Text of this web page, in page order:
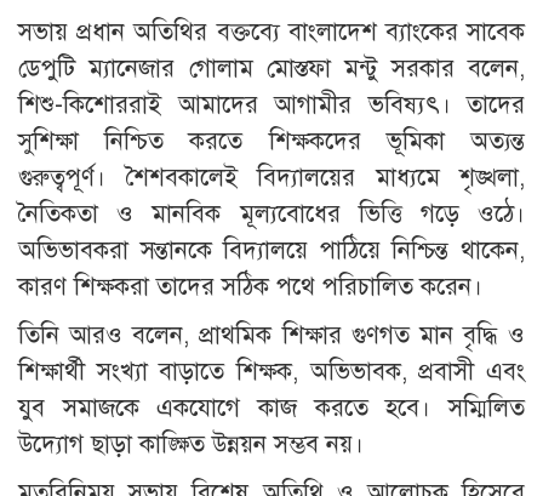
সভায় প্রধান অতিথির বক্তব্যে বাংলাদেশ ব্যাংকের সাবেক
ডেপুটি ম্যানেজার গোলাম মোস্তফা মন্টু সরকার বলেন,
শিশু-কিশোররাই আমাদের আগামীর ভবিষ্যৎ। তাদের
সুশিক্ষা নিশ্চিত করতে শিক্ষকদের ভূমিকা অত্যন্ত
গুরুত্বপূর্ণ। শৈশবকালেই বিদ্যালয়ের মাধ্যমে শৃঙ্খলা,
নৈতিকতা ও মানবিক মূল্যবোধের ভিত্তি গড়ে ওঠে।
অভিভাবকরা সন্তানকে বিদ্যালয়ে পাঠিয়ে নিশ্চিন্ত থাকেন,
কারণ শিক্ষকরা তাদের সঠিক পথে পরিচালিত করেন।
তিনি আরও বলেন, প্রাথমিক শিক্ষার গুণগত মান বৃদ্ধি ও
শিক্ষার্থী সংখ্যা বাড়াতে শিক্ষক, অভিভাবক, প্রবাসী এবং
যুব সমাজকে একযোগে কাজ করতে হবে। সম্মিলিত
উদ্যোগ ছাড়া কাঙ্ক্ষিত উন্নয়ন সম্ভব নয়।